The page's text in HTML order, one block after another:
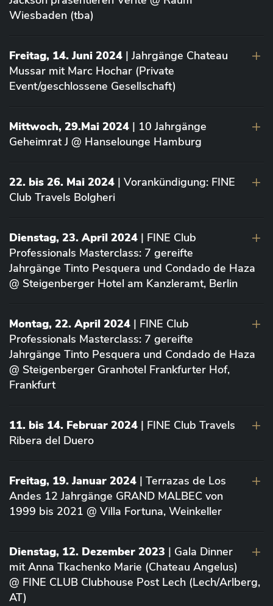
Wiesbaden (tba)
Freitag, 14. Juni 2024 | Jahrgänge Chateau
Mussar mit Marc Hochar (Private
Event/geschlossene Gesellschaft)
Mittwoch, 29.Mai 2024 | 10 Jahrgänge
Geheimrat J @ Hanselounge Hamburg
22. bis 26. Mai 2024 | Vorankündigung: FINE
Club Travels Bolgheri
Dienstag, 23. April 2024 | FINE Club
Professionals Masterclass: 7 gereifte
Jahrgänge Tinto Pesquera und Condado de Haza
@ Steigenberger Hotel am Kanzleramt, Berlin
Montag, 22. April 2024 | FINE Club
Professionals Masterclass: 7 gereifte
Jahrgänge Tinto Pesquera und Condado de Haza
@ Steigenberger Granhotel Frankfurter Hof,
Frankfurt
11. bis 14. Februar 2024 | FINE Club Travels
Ribera del Duero
Freitag, 19. Januar 2024 | Terrazas de Los
Andes 12 Jahrgänge GRAND MALBEC von
1999 bis 2021 @ Villa Fortuna, Weinkeller
Dienstag, 12. Dezember 2023 | Gala Dinner
mit Anna Tkachenko Marie (Chateau Angelus)
@ FINE CLUB Clubhouse Post Lech (Lech/Arlberg,
AT)